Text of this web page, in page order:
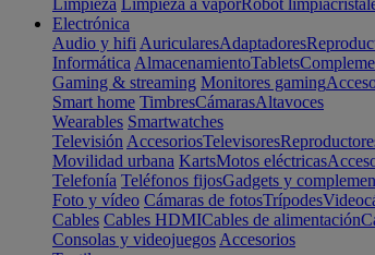
Limpieza Limpieza a vaporRobot
Electrónica
Audio y hifi AuricularesAdaptadores
Informática AlmacenamientoTablets
Gaming & streaming Monitores gaming
Smart home TimbresCámarasAltavoces
Wearables Smartwatches
Televisión AccesoriosTelevisores
Movilidad urbana KartsMotos eléctricas
Telefonía Teléfonos fijosGadgets y
Foto y vídeo Cámaras de fotosTrípodes
Cables Cables HDMICables de alimentación
Consolas y videojuegos Accesorios